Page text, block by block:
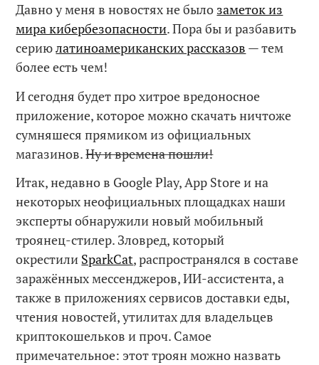
Давно у меня в новостях не было заметок из
мира кибербезопасности. Пора бы и разбавить
сериюлатиноамериканских рассказов — тем
более есть чем!
И сегодня будет про хитрое вредоносное
приложение, которое можно скачать ничтоже
сумняшеся прямиком из официальных
магазинов.Ну и времена пошли!
Итак, недавно в Google Play, App Store и на
некоторых неофициальных площадках наши
эксперты обнаружили новый мобильный
троянец-стилер. Зловред, который
окрестили SparkCat, распространялся в составе
заражённых мессенджеров, ИИ-ассистента, а
также в приложениях сервисов доставки еды,
чтения новостей, утилитах для владельцев
криптокошельков и проч. Самое
примечательное: этот троян можно назвать